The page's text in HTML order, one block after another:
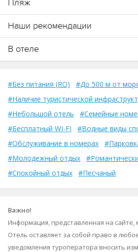
Пляж
Наши рекомендации
В отеле
#Без питания (RO)
#До 500 м от
#Наличие туристической
#Небольшой отель
#Семейные
#Бесплатный WI-FI
#Водные виды
#Обслуживание в номерах
#Молодежный отдых
#Спокойный отдых
#Песчаный
Важно!
Информация, представленная на
Отель оставляет за собой право в
уведомления туроператора вносить